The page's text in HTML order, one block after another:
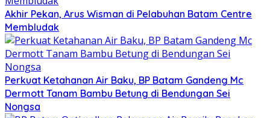
Akhir Pekan, Arus Wisman di Pelabuhan Batam Centre
Membludak
Perkuat Ketahanan Air Baku, BP Batam Gandeng Mc
Dermott Tanam Bambu Betung di Bendungan Sei
Nongsa